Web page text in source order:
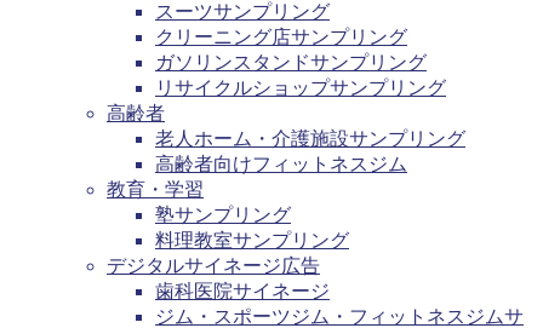
スーツサンプリング
クリーニング店サンプリング
ガソリンスタンドサンプリング
リサイクルショップサンプリング
高齢者
老人ホーム・介護施設サンプリング
高齢者向けフィットネスジム
教育・学習
塾サンプリング
料理教室サンプリング
デジタルサイネージ広告
歯科医院サイネージ
ジム・スポーツジム・フィットネスジムサ